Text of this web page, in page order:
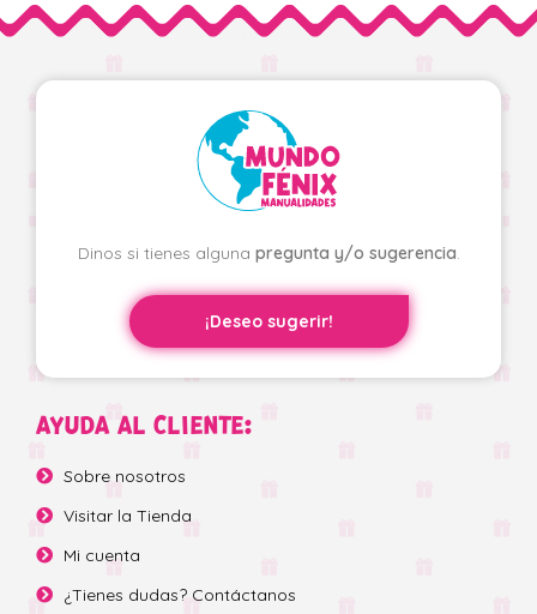
Dinos si tienes alguna pregunta y/o sugerencia.
¡Deseo sugerir!
AYUDA AL CLIENTE:
Sobre nosotros
Visitar la Tienda
Mi cuenta
¿Tienes dudas? Contáctanos